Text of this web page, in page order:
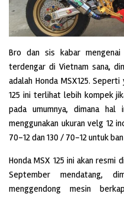
Bro dan sis kabar
terdengar di Vietnam sana,
adalah Honda MSX125.
125 ini terlihat lebih kompek
pada umumnya, dimana
menggunakan ukuran velg 12
70-12 dan 130 / 70-12 untuk
Honda MSX 125 ini akan resmi
September mendatang,
menggendong mesin